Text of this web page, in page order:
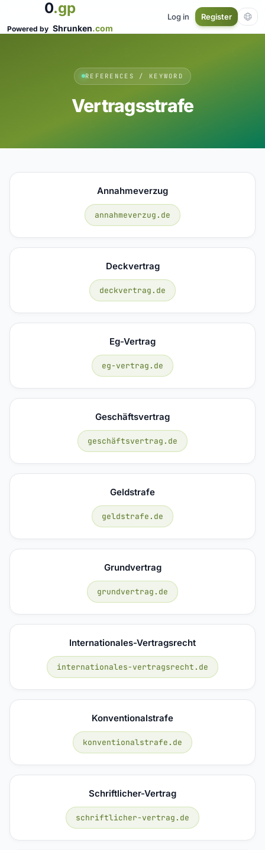
0.gp
Powered by Shrunken.com
Log in Register
REFERENCES / KEYWORD
Vertragsstrafe
Annahmeverzug
annahmeverzug.de
Deckvertrag
deckvertrag.de
Eg-Vertrag
eg-vertrag.de
Geschäftsvertrag
geschäftsvertrag.de
Geldstrafe
geldstrafe.de
Grundvertrag
grundvertrag.de
Internationales-Vertragsrecht
internationales-vertragsrecht.de
Konventionalstrafe
konventionalstrafe.de
Schriftlicher-Vertrag
schriftlicher-vertrag.de